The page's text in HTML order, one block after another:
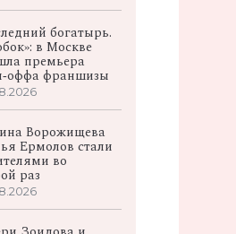
богатырь.
в Москве
премьера
франшизы
Ворожищева
Ермолов стали
во
раз